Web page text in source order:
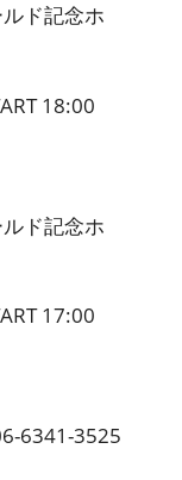
ド記念ホ
18:00
ド記念ホ
17:00
6341-3525